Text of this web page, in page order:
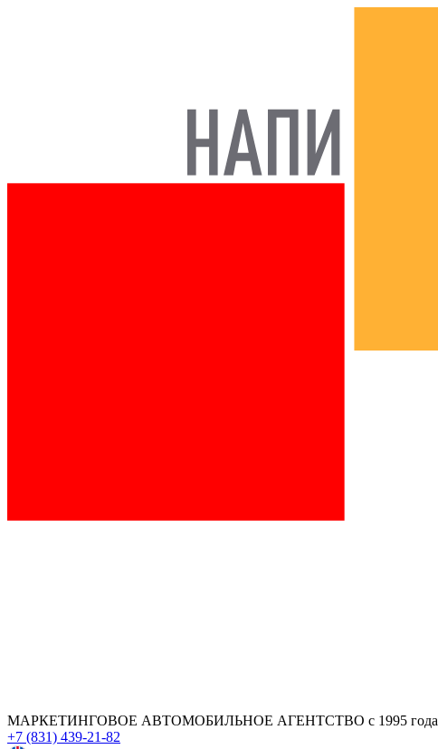
МАРКЕТИНГОВОЕ АВТОМОБИЛЬНОЕ АГЕНТСТВО с 1995 года
+7 (831) 439-21-82